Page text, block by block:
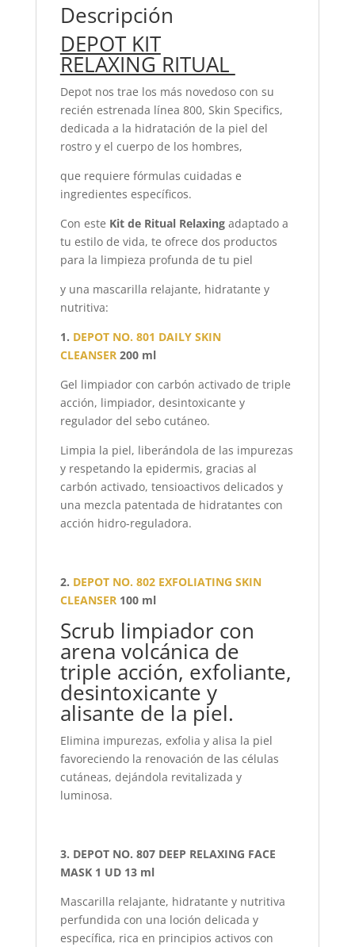
Descripción
DEPOT KIT
RELAXING RITUAL
Depot nos trae los más novedoso con su
recién estrenada línea 800, Skin Specifics,
dedicada a la hidratación de la piel del
rostro y el cuerpo de los hombres,
que requiere fórmulas cuidadas e
ingredientes específicos.
Con este Kit de Ritual Relaxing adaptado a
tu estilo de vida, te ofrece dos productos
para la limpieza profunda de tu piel
y una mascarilla relajante, hidratante y
nutritiva:
1. DEPOT NO. 801 DAILY SKIN
CLEANSER200 ml
Gel limpiador con carbón activado de triple
acción, limpiador, desintoxicante y
regulador del sebo cutáneo.
Limpia la piel, liberándola de las impurezas
y respetando la epidermis, gracias al
carbón activado, tensioactivos delicados y
una mezcla patentada de hidratantes con
acción hidro-reguladora.
2. DEPOT NO. 802 EXFOLIATING SKIN
CLEANSER100 ml
Scrub limpiador con
arena volcánica de
triple acción, exfoliante,
desintoxicante y
alisante de la piel.
Elimina impurezas, exfolia y alisa la piel
favoreciendo la renovación de las células
cutáneas, dejándola revitalizada y
luminosa.
3. DEPOT NO. 807 DEEP RELAXING FACE
MASK 1 UD 13 ml
Mascarilla relajante, hidratante y nutritiva
perfundida con una loción delicada y
específica, rica en principios activos con